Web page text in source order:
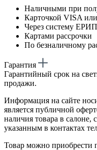
Наличными при
Карточкой VISA
Через систему ЕРИП
Картами рассрочки
По безналичному
Гарантия
Гарантийный срок на
продажи.
Информация на сайте
является публичной
наличия товара в салоне,
указанным в контактах
Товар можно приобрести